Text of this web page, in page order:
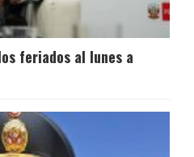
feriados al lunes a